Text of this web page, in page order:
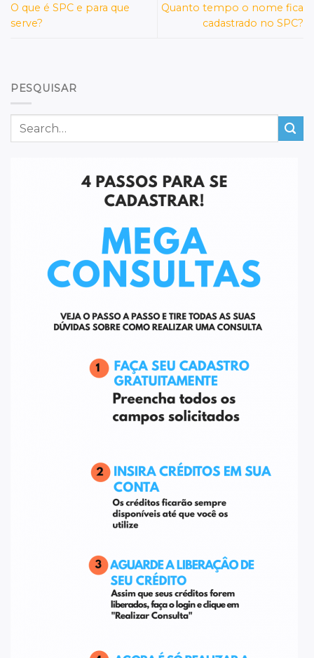
O que é SPC e para que
serve?
Quanto tempo o nome fica
cadastrado no SPC?
PESQUISAR